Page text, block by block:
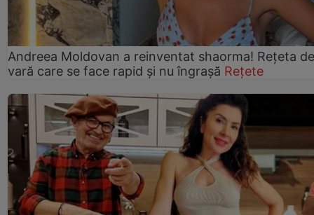
Andreea Moldovan a reinventat shaorma! Rețeta de
vară care se face rapid și nu îngrașă Rețete